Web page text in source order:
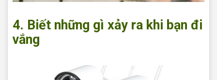
4. Biết những gì xảy ra khi bạn đi
vắng